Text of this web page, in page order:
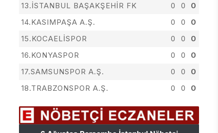
13.İSTANBUL BAŞAKŞEHİR FK
0 0
0
14.KASIMPAŞA A.Ş.
0 0
0
15.KOCAELİSPOR
0 0
0
16.KONYASPOR
0 0
0
17.SAMSUNSPOR A.Ş.
0 0
0
18.TRABZONSPOR A.Ş.
0 0 0